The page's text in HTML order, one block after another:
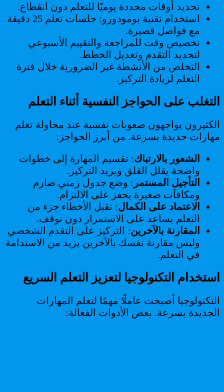
تحديد أوقات محددة يوميًا للتعلم دون انقطاع.
استخدام تقنية بومودورو: جلسات تعلم 25 دقيقة
مع فواصل قصيرة.
تخصيص وقت للمراجعة والتقييم الأسبوعي
لتحديد التقدم وتعديل الخطط.
التخلص من الأنشطة غير الضرورية خلال فترة
التعلم لزيادة التركيز.
التغلب على الحواجز النفسية أثناء التعلم
الكثيرون يواجهون صعوبات نفسية عند محاولة تعلم
مهارات جديدة بسرعة. من أبرز الحواجز:
الشعور بالارتباك: تقسيم المهارة إلى خطوات
واضحة يقلل القلق ويزيد التركيز.
التأجيل المستمر : وضع جدول زمني صارم
ومكافآت صغيرة يحفز على الالتزام.
الاعتماد على الكمال: تقبل الأخطاء جزء من
التعلم يساعد على الاستمرار دون توقف.
المقارنة بالآخرين: التركيز على التقدم الشخصي
وليس مقارنة نفسك بالآخرين يزيد من الاستدامة
في التعلم.
استخدام التكنولوجيا لتعزيز التعلم السريع
التكنولوجيا أصبحت عاملًا مهمًا لتعلم المهارات
الجديدة بسرعة. بعض الأدوات الفعالة: